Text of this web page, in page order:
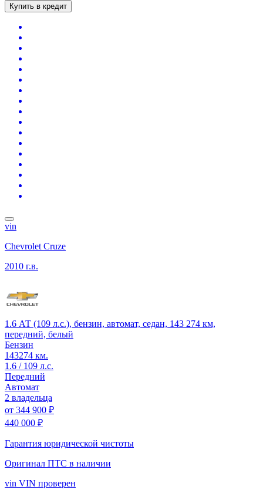
Купить в кредит
vin
Chevrolet Cruze
2010 г.в.
1.6 АТ (109 л.с.), бензин, автомат, седан, 143 274 км,
передний, белый
Бензин
143274 км.
1.6 / 109 л.с.
Передний
Автомат
2 владельца
от 344 900 ₽
440 000 ₽
Гарантия юридической чистоты
Оригинал ПТС в наличии
vin VIN проверен